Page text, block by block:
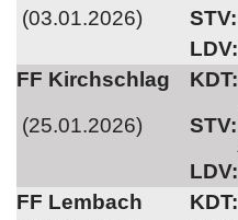
(03.01.2026)
STV:
LDV:
FF Kirchschlag
KDT:
(25.01.2026)
STV:
LDV:
FF Lembach
KDT: